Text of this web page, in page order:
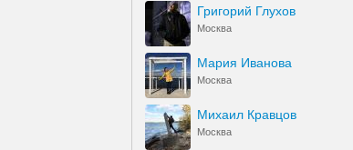
Григорий Глухов
Москва
Мария Иванова
Москва
Михаил Кравцов
Москва